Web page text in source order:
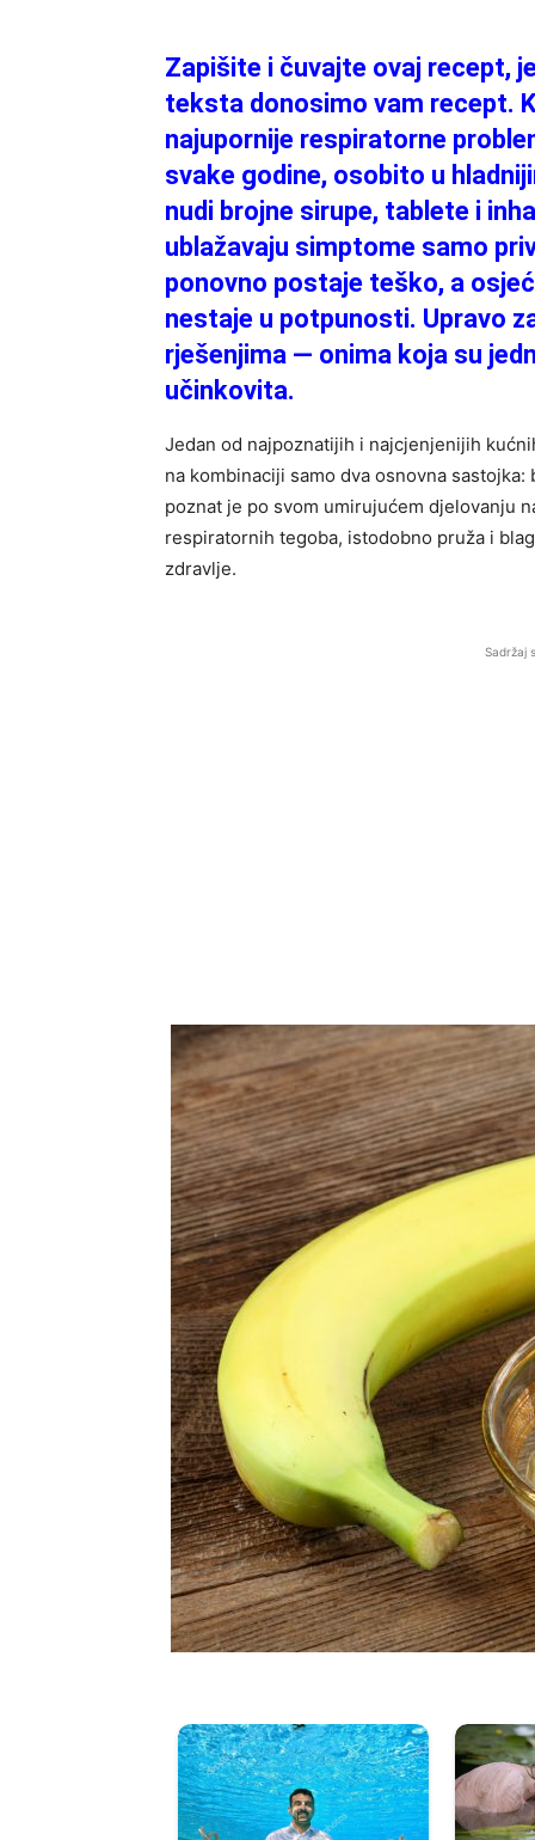
Zapišite i čuvajte ovaj recept,
teksta donosimo vam recept.
najupornije respiratorne
svake godine, osobito u
nudi brojne sirupe, tablete i
ublažavaju simptome samo
ponovno postaje teško, a
nestaje u potpunosti. Upravo
rješenjima — onima koja su
učinkovita.
Jedan od najpoznatijih i najcjenjenijih
na kombinaciji samo dva osnovna
poznat je po svom umirujućem djelovanju
respiratornih tegoba, istodobno pruža i
zdravlje.
Sadržaj